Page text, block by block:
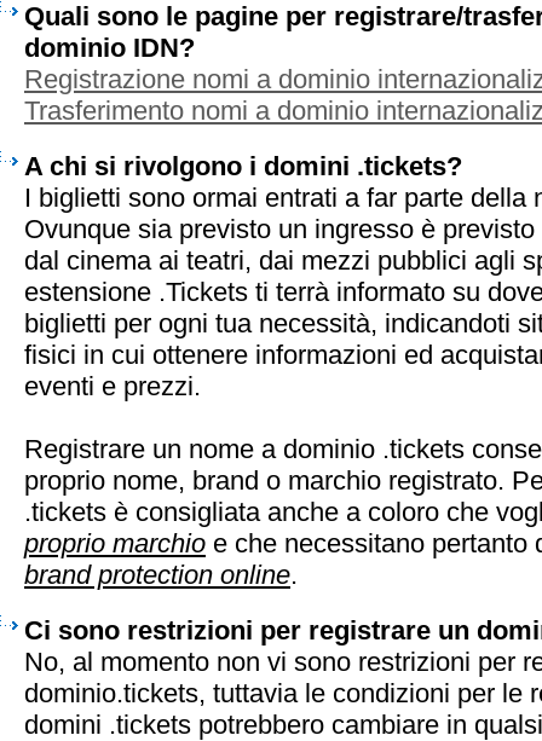
Quali sono le pagine per registrare/
dominio IDN?
Registrazione nomi a dominio
Trasferimento nomi a dominio
A chi si rivolgono i domini .tickets?
I biglietti sono ormai entrati a far parte della
Ovunque sia previsto un ingresso è
dal cinema ai teatri, dai mezzi pubblici agli
estensione .Tickets ti terrà informato su
biglietti per ogni tua necessità, indicandoti
fisici in cui ottenere informazioni ed
eventi e prezzi.
Registrare un nome a dominio .tickets
proprio nome, brand o marchio registrato.
.tickets è consigliata anche a coloro che
proprio marchio e che necessitano pertanto
brand protection online.
Ci sono restrizioni per registrare un
No, al momento non vi sono restrizioni per
dominio.tickets, tuttavia le condizioni per le
domini .tickets potrebbero cambiare in